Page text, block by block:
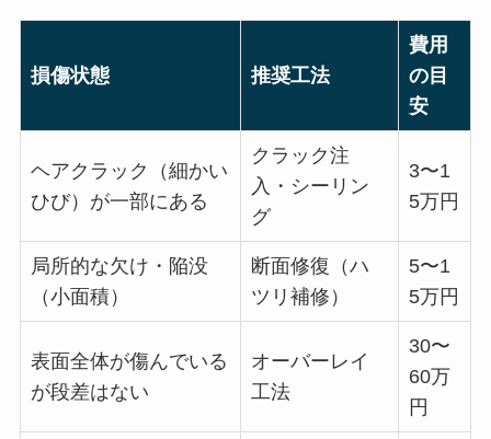
損傷状態 推奨工法
費用
の目
安
ヘアクラック（細かい
ひび）が一部にある
クラック注
入・シーリン
グ
3〜1
5万円
局所的な欠け・陥没
（小面積）
断面修復（ハ
ツリ補修）
5〜1
5万円
表面全体が傷んでいる
が段差はない
オーバーレイ
工法
30〜
60万
円